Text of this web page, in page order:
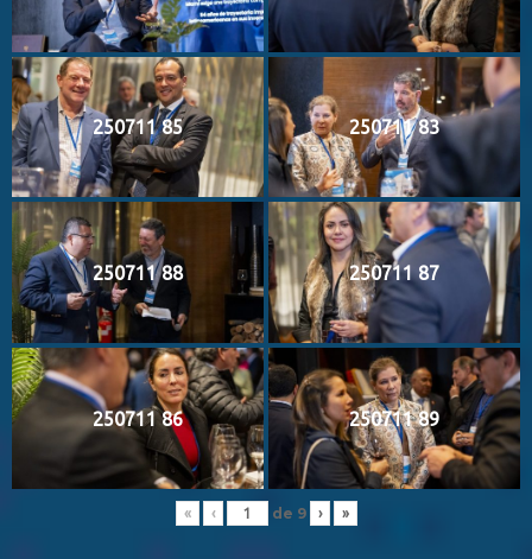
250711 85 250711 83
250711 88 250711 87
250711 86 250711 89
« ‹ de 9 › »